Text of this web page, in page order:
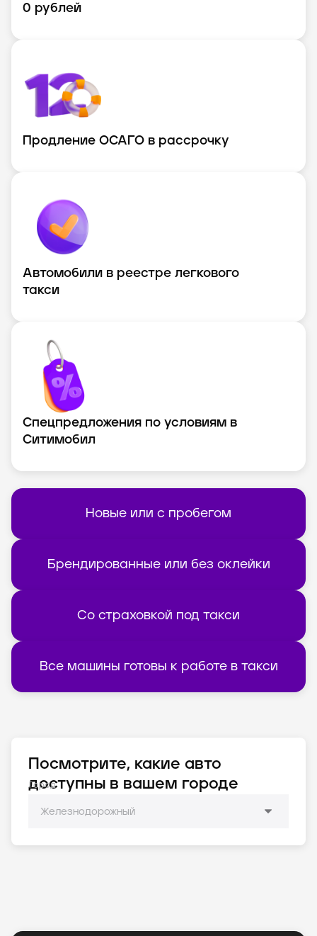
0 рублей
Продление ОСАГО в рассрочку
Автомобили в реестре легкового
такси
Спецпредложения по условиям в
Ситимобил
Новые или с пробегом
Брендированные или без оклейки
Со страховкой под такси
Все машины готовы к работе в такси
Посмотрите, какие авто
доступны в вашем городе
Город